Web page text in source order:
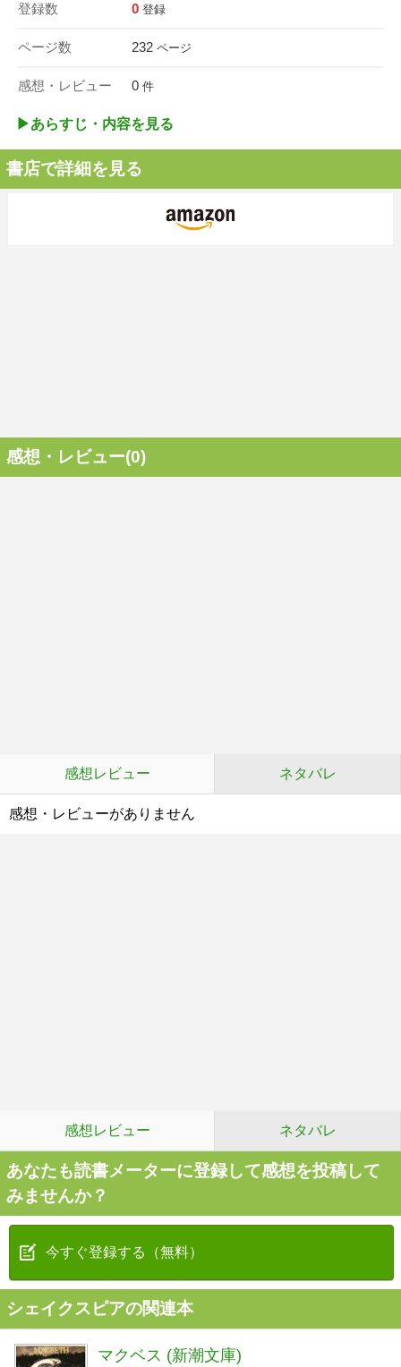
登録数 0 登録
ページ数 232 ページ
感想・レビュー 0 件
▶︎あらすじ・内容を見る
書店で詳細を見る
感想・レビュー(0)
感想レビュー ネタバレ
感想・レビューがありません
感想レビュー ネタバレ
あなたも読書メーターに登録して感想を投稿して
みませんか？
今すぐ登録する（無料）
シェイクスピアの関連本
マクベス (新潮文庫)